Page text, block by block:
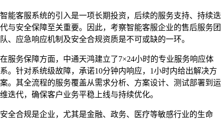
智能客服系统的引入是一项长期投资，后续的服务支持、持续迭
代与安全保障至关重要。因此，考察智能客服企业的售后服务团
队、应急响应机制及安全合规资质是不可或缺的一环。
在服务保障方面，中通天鸿建立了7×24小时的专业服务响应体
系。针对系统级故障，承诺10分钟内响应，1小时内给出解决方
案。其全流程的服务覆盖从需求分析、方案设计、测试部署到运
维迭代，确保客户业务平稳上线与持续优化。
安全合规是企业，尤其是金融、政务、医疗等敏感行业的生命